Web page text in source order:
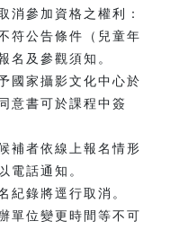
消參加資格之權利：
符公告條件（兒童年
名及參觀須知。
國家攝影文化中心於
意書可於課程中簽
補者依線上報名情形
電話通知。
紀錄將逕行取消。
單位變更時間等不可